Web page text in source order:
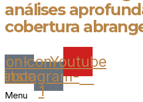
análises
cobertura
Icon-
instagram-
1
Youtube
Menu